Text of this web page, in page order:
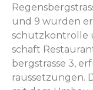
und 9 wur­den
schutzkon­trolle
schaft
bergstrasse 3,
raus­set­zun­gen.